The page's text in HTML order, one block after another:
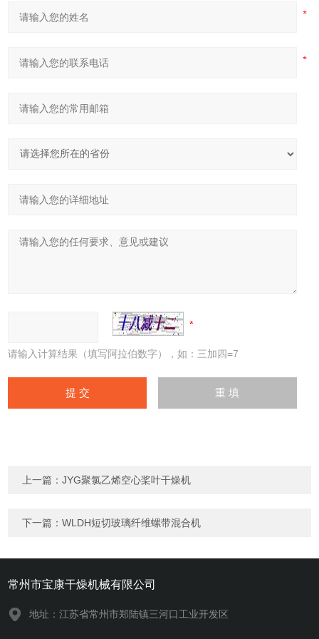
请输入计算结果（填写阿拉伯数字），如：三加四=7
上一篇：JYG聚氯乙烯空心桨叶干燥机
下一篇：WLDH短切玻璃纤维螺带混合机
常州市宝康干燥机械有限公司
地址：江苏省常州市郑陆镇三河口工业开发区